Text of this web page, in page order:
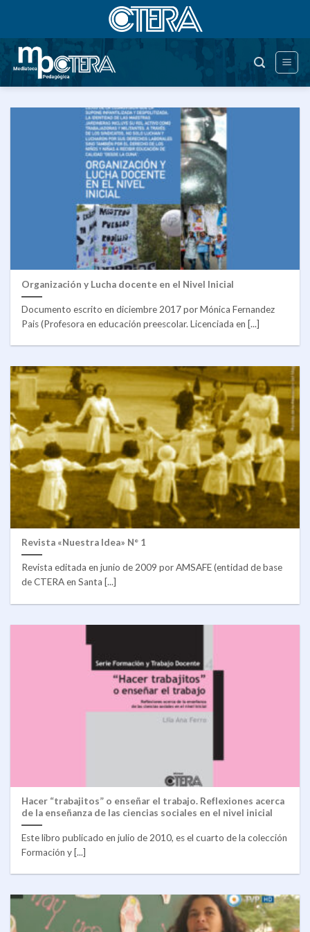
contenido
Organización y Lucha docente en el Nivel Inicial
Documento escrito en diciembre 2017 por Mónica Fernandez
Pais (Profesora en educación preescolar. Licenciada en [...]
Revista «Nuestra Idea» N° 1
Revista editada en junio de 2009 por AMSAFE (entidad de base
de CTERA en Santa [...]
Hacer “trabajitos” o enseñar el trabajo. Reflexiones acerca
de la enseñanza de las ciencias sociales en el nivel inicial
Este libro publicado en julio de 2010, es el cuarto de la colección
Formación y [...]